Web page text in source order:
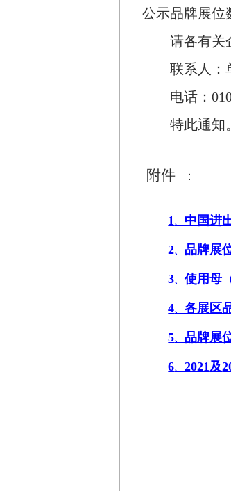
公示品牌展位
请各有关
联系人：
电话：
特此通知。
附件 ：
1、 中国进
2、 品牌展
3、使用母
4、各展区
5、 品牌展
6、2021及